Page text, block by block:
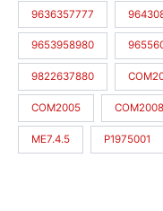
9636357777
9653958980
9822637880
COM2005 COM2008
ME7.4.5 P1975001